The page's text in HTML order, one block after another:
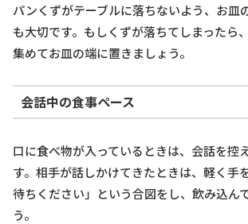
パンくずがテーブルに落ちないよう、お皿
も大切です。もしくずが落ちてしまったら
集めてお皿の端に置きましょう。
会話中の食事ペース
口に食べ物が入っているときは、会話を控
す。相手が話しかけてきたときは、軽く手
待ちください」という合図をし、飲み込ん
う。